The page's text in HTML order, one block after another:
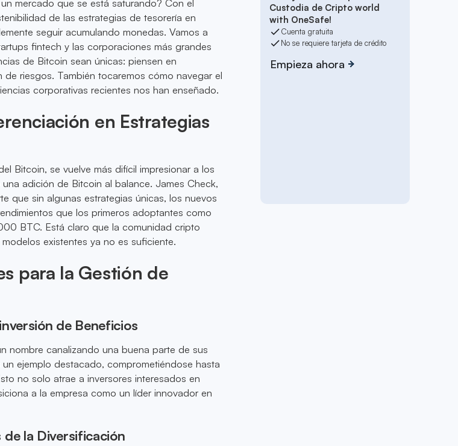
de las estrategias de tesorería en
seguir acumulando monedas. Vamos a
fintech y las corporaciones más grandes
de Bitcoin sean únicas: piensen en
riesgos. También tocaremos cómo navegar el
corporativas recientes nos han enseñado.
en Estrategias
Bitcoin, se vuelve más difícil impresionar a los
adición de Bitcoin al balance. James Check,
que sin algunas estrategias únicas, los nuevos
que los primeros adoptantes como
BTC. Está claro que la comunidad cripto
existentes ya no es suficiente.
para la Gestión de
de Beneficios
nombre canalizando una buena parte de sus
ejemplo destacado, comprometiéndose hasta
no solo atrae a inversores interesados en
a la empresa como un líder innovador en
de la Diversificación
Custodia de Cripto world
with OneSafe!
Cuenta gratuita
No se requiere tarjeta de crédito
Empieza ahora